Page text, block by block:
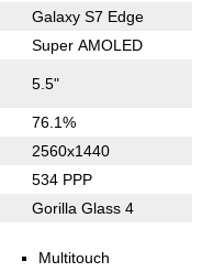
Galaxy S7 Edge
Super AMOLED
5.5"
76.1%
2560x1440
534 PPP
Gorilla Glass 4
Multitouch